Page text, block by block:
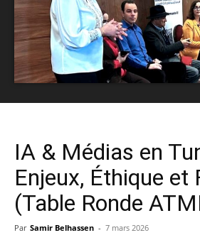
IA & Médias en
Enjeux, Éthique et
(Table Ronde
Par Samir Belhassen - 7 mars 2026